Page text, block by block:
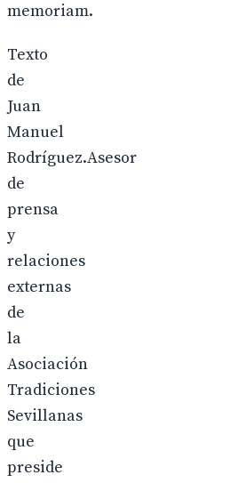
memoriam.
Texto
de
Juan
Manuel
Rodríguez.Asesor
de
prensa
y
relaciones
externas
de
la
Asociación
Tradiciones
Sevillanas
que
preside